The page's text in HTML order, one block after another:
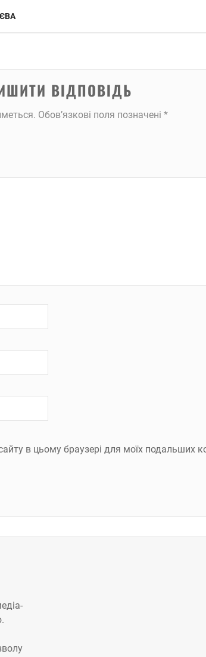
ВІДПОВІДЬ
Обов’язкові поля позначені *
в цьому браузері для моїх подальших